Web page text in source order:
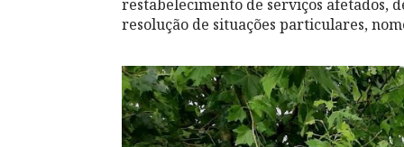
restabelecimento de serviços afetados,
resolução de situações particulares,